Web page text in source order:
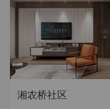
湘农桥社区